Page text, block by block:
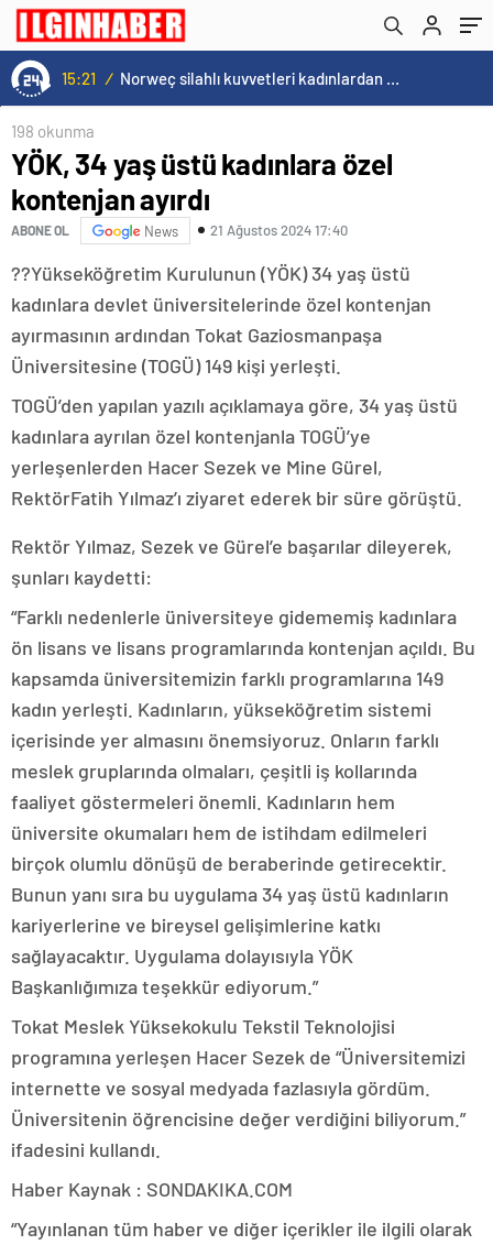
15:21 / Norweç silahlı kuvvetleri kadınlardan oluşan özel kuvvetler eğitimlerini başlattı.
198 okunma
YÖK, 34 yaş üstü kadınlara özel
kontenjan ayırdı
ABONE OL News 21 Ağustos 2024 17:40
??Yükseköğretim Kurulunun (YÖK) 34 yaş üstü
kadınlara devlet üniversitelerinde özel kontenjan
ayırmasının ardından Tokat Gaziosmanpaşa
Üniversitesine (TOGÜ) 149 kişi yerleşti.
TOGÜ’den yapılan yazılı açıklamaya göre, 34 yaş üstü
kadınlara ayrılan özel kontenjanla TOGÜ’ye
yerleşenlerden Hacer Sezek ve Mine Gürel,
RektörFatih Yılmaz’ı ziyaret ederek bir süre görüştü.
Rektör Yılmaz, Sezek ve Gürel’e başarılar dileyerek,
şunları kaydetti:
“Farklı nedenlerle üniversiteye gidememiş kadınlara
ön lisans ve lisans programlarında kontenjan açıldı. Bu
kapsamda üniversitemizin farklı programlarına 149
kadın yerleşti. Kadınların, yükseköğretim sistemi
içerisinde yer almasını önemsiyoruz. Onların farklı
meslek gruplarında olmaları, çeşitli iş kollarında
faaliyet göstermeleri önemli. Kadınların hem
üniversite okumaları hem de istihdam edilmeleri
birçok olumlu dönüşü de beraberinde getirecektir.
Bunun yanı sıra bu uygulama 34 yaş üstü kadınların
kariyerlerine ve bireysel gelişimlerine katkı
sağlayacaktır. Uygulama dolayısıyla YÖK
Başkanlığımıza teşekkür ediyorum.”
Tokat Meslek Yüksekokulu Tekstil Teknolojisi
programına yerleşen Hacer Sezek de “Üniversitemizi
internette ve sosyal medyada fazlasıyla gördüm.
Üniversitenin öğrencisine değer verdiğini biliyorum.”
ifadesini kullandı.
Haber Kaynak : SONDAKIKA.COM
“Yayınlanan tüm haber ve diğer içerikler ile ilgili olarak